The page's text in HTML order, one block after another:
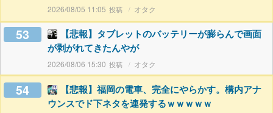
2026/08/05 11:05 オタク
53
【悲報】タブレットのバッテリーが膨らんで画面
が剥がれてきたんやが
2026/08/06 15:30 オタク
54
【悲報】福岡の電車、完全にやらかす。構内アナ
ウンスでド下ネタを連発するｗｗｗｗｗ